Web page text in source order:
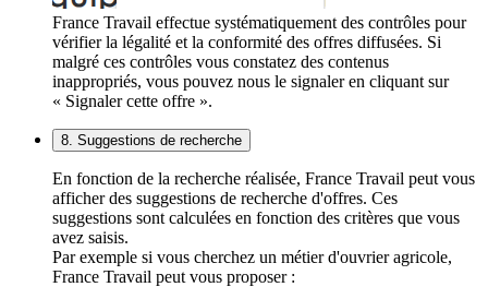
France Travail effectue systématiquement des contrôles pour
vérifier la légalité et la conformité des offres diffusées. Si
malgré ces contrôles vous constatez des contenus
inappropriés, vous pouvez nous le signaler en cliquant sur
« Signaler cette offre ».
8. Suggestions de recherche
En fonction de la recherche réalisée, France Travail peut vous
afficher des suggestions de recherche d'offres. Ces
suggestions sont calculées en fonction des critères que vous
avez saisis.
Par exemple si vous cherchez un métier d'ouvrier agricole,
France Travail peut vous proposer :